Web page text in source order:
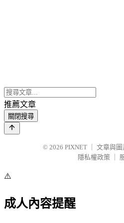
推薦文章
關閉搜尋
© 2026 PIXNET
文章與
隱私權政策
⚠️
成人內容提醒